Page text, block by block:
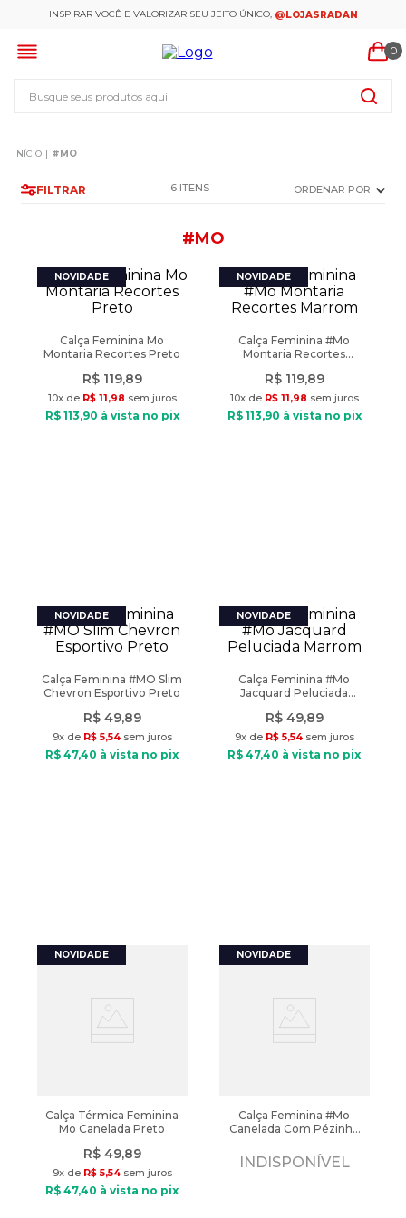
INSPIRAR VOCÊ E VALORIZAR SEU JEITO ÚNICO, @LOJASRADAN
0
#MO
FILTRAR 6 ORDENAR POR
#MO
Calça Feminina Mo
Montaria Recortes Preto
R$ 119,89
10x de R$ 11,98 sem juros
R$ 113,90 à vista no pix
Calça Feminina #Mo
Montaria Recortes
R$ 119,89
10x de R$ 11,98 sem juros
R$ 113,90 à vista no pix
Calça Feminina #MO Slim
Chevron Esportivo Preto
R$ 49,89
9x de R$ 5,54sem juros
R$ 47,40 à vista no pix
Calça Feminina #Mo
Jacquard Peluciada
R$ 49,89
9x de R$ 5,54sem juros
R$ 47,40 à vista no pix
Calça Térmica Feminina
Mo Canelada Preto
R$ 49,89
9x de R$ 5,54sem juros
R$ 47,40 à vista no pix
Calça Feminina #Mo
Canelada Com Pézinho
INDISPONÍVEL